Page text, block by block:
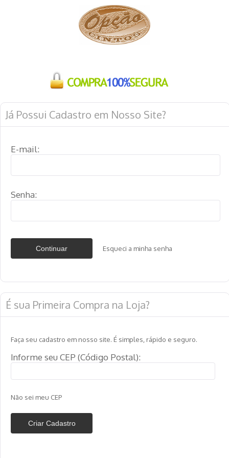
Já Possui Cadastro em Nosso Site?
E-mail:
Senha:
Esqueci a minha senha
É sua Primeira Compra na Loja?
Faça seu cadastro em nosso site. É simples, rápido e seguro.
Informe seu CEP (Código Postal):
Não sei meu CEP